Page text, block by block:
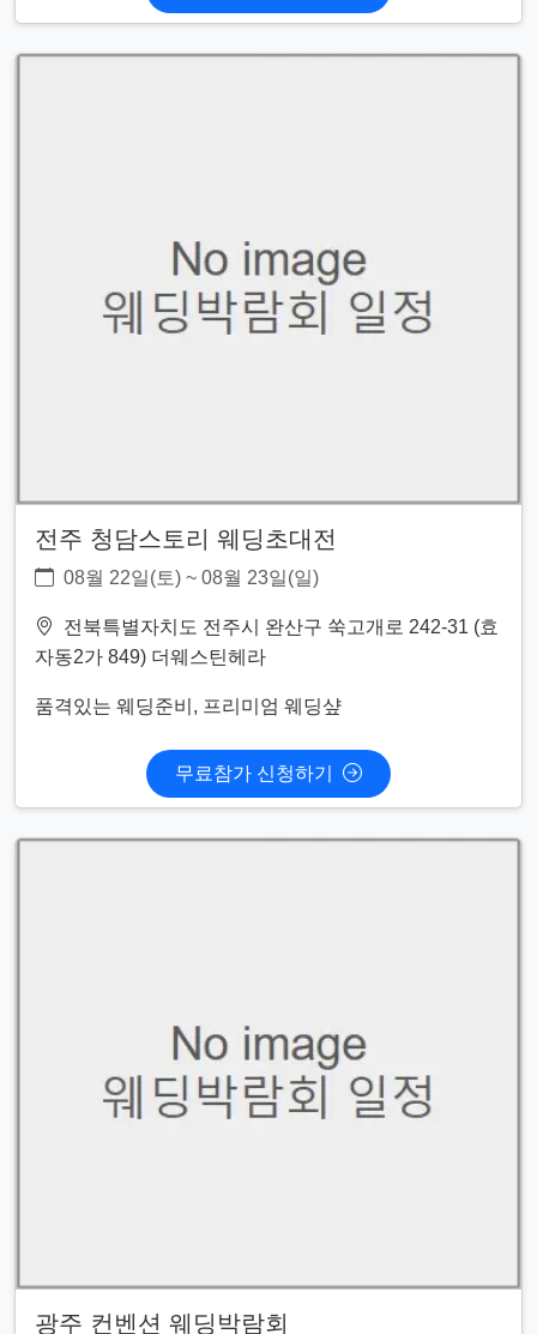
전주 청담스토리 웨딩초대전
08월 22일(토) ~ 08월 23일(일)
전북특별자치도 전주시 완산구 쑥고개로 242-31 (효
자동2가 849) 더웨스틴헤라
품격있는 웨딩준비, 프리미엄 웨딩샾
무료참가 신청하기
광주 컨벤션 웨딩박람회